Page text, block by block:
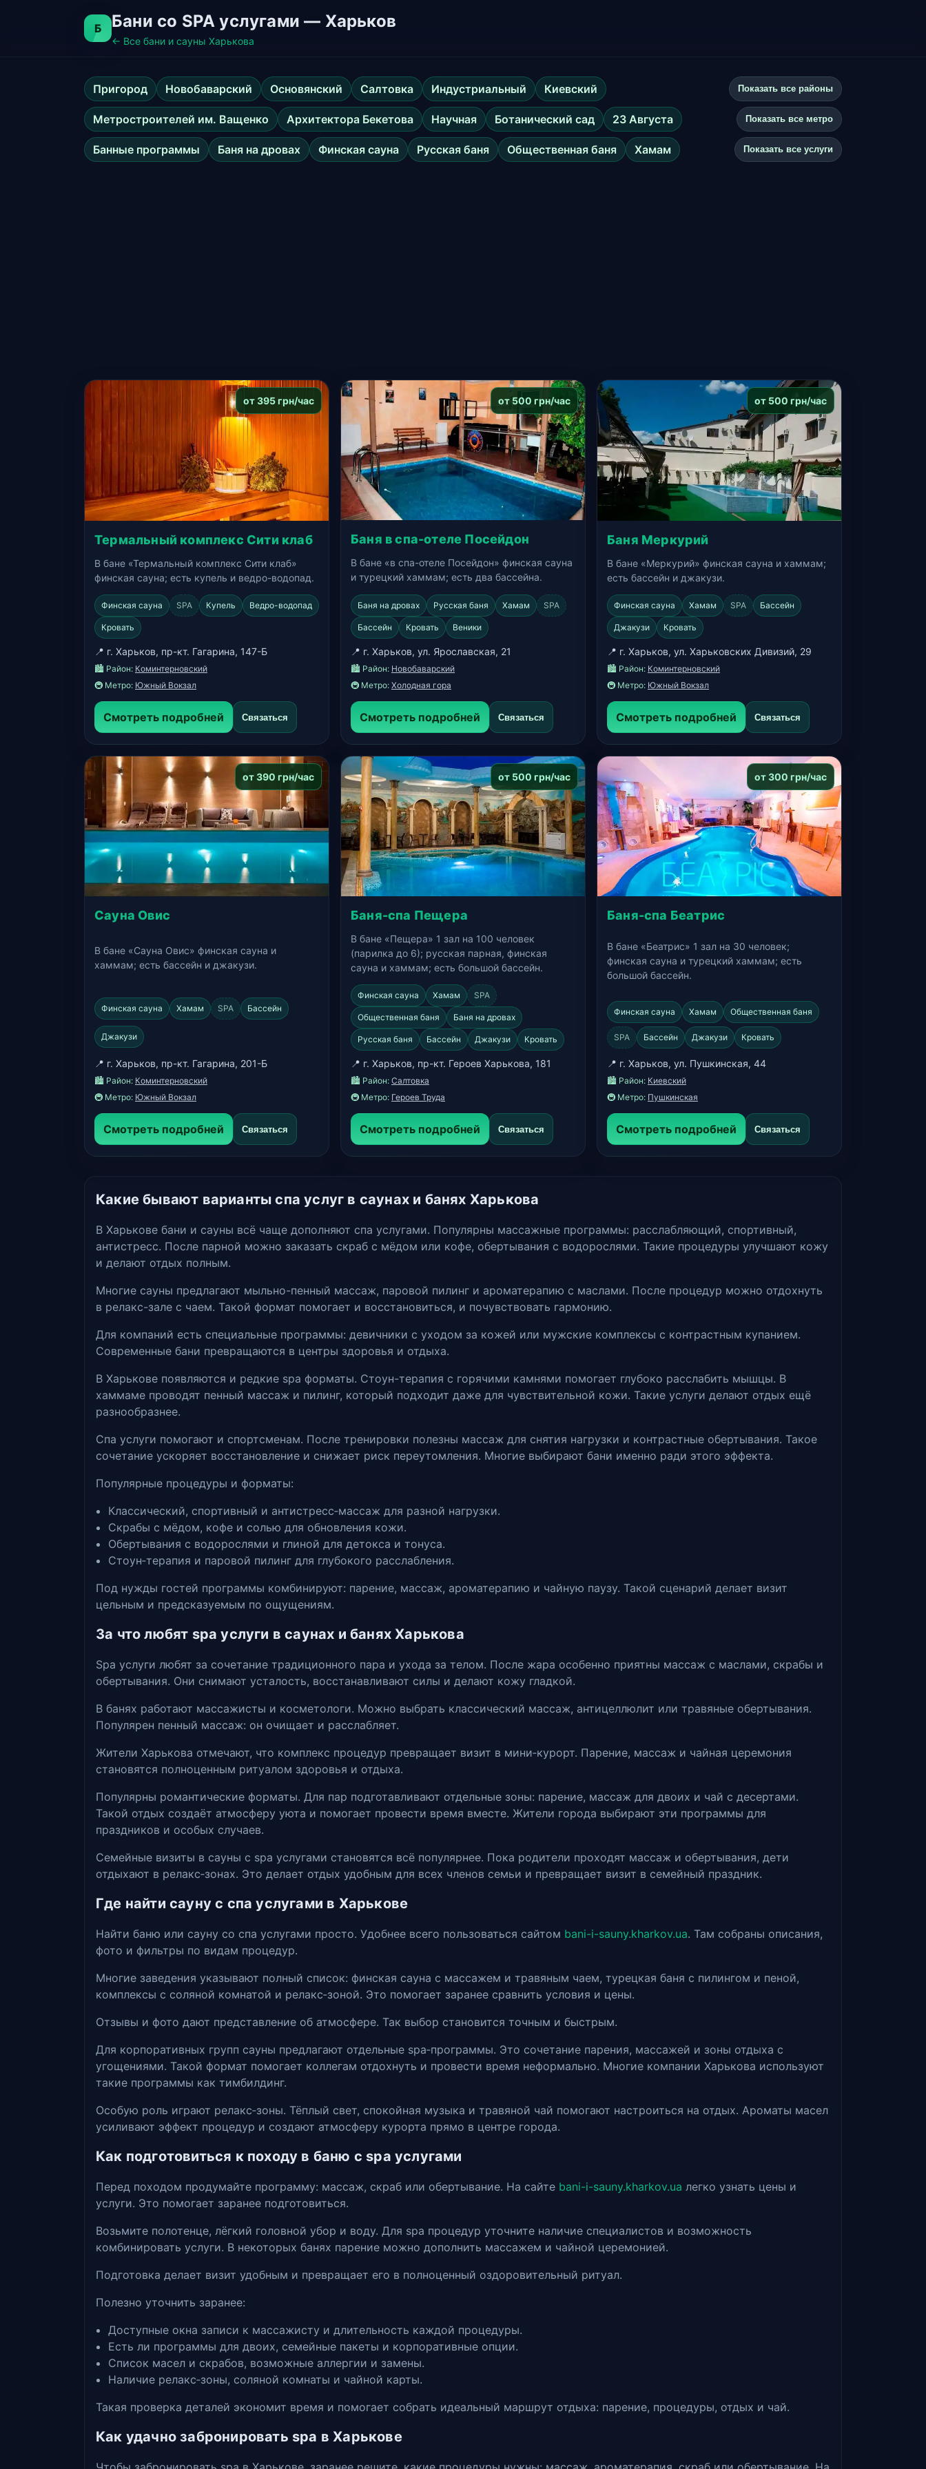
Б Бани со SPA услугами — Харьков
← Все бани и сауны Харькова
Пригород Новобаварский Основянский Салтовка Индустриальный Киевский Показать все районы
Метростроителей им. Ващенко Архитектора Бекетова Научная Ботанический сад 23 Августа Показать все метро
Банные программы Баня на дровах Финская сауна Русская баня Общественная баня Хамам Показать все услуги
от 395 грн/час
Термальный комплекс Сити клаб
В бане «Термальный комплекс Сити клаб»
финская сауна; есть купель и ведро-водопад.
Финская сауна SPA Купель Ведро-водопад
Кровать
📍 г. Харьков, пр-кт. Гагарина, 147-Б
🏙️ Район: Коминтерновский
🚇 Метро: Южный Вокзал
Смотреть подробней Связаться
от 500 грн/час
Баня в спа-отеле Посейдон
В бане «в спа-отеле Посейдон» финская сауна
и турецкий хаммам; есть два бассейна.
Баня на дровах Русская баня Хамам SPA
Бассейн Кровать Веники
📍 г. Харьков, ул. Ярославская, 21
🏙️ Район: Новобаварский
🚇 Метро: Холодная гора
Смотреть подробней Связаться
от 500 грн/час
Баня Меркурий
В бане «Меркурий» финская сауна и хаммам;
есть бассейн и джакузи.
Финская сауна Хамам SPA Бассейн
Джакузи Кровать
📍 г. Харьков, ул. Харьковских Дивизий, 29
🏙️ Район: Коминтерновский
🚇 Метро: Южный Вокзал
Смотреть подробней Связаться
от 390 грн/час
Сауна Овис
В бане «Сауна Овис» финская сауна и
хаммам; есть бассейн и джакузи.
Финская сауна Хамам SPA Бассейн
Джакузи
📍 г. Харьков, пр-кт. Гагарина, 201-Б
🏙️ Район: Коминтерновский
🚇 Метро: Южный Вокзал
Смотреть подробней Связаться
от 500 грн/час
Баня-спа Пещера
В бане «Пещера» 1 зал на 100 человек
(парилка до 6); русская парная, финская
сауна и хаммам; есть большой бассейн.
Финская сауна Хамам SPA
Общественная баня Баня на дровах
Русская баня Бассейн Джакузи Кровать
📍 г. Харьков, пр-кт. Героев Харькова, 181
🏙️ Район: Салтовка
🚇 Метро: Героев Труда
Смотреть подробней Связаться
от 300 грн/час
Баня-спа Беатрис
В бане «Беатрис» 1 зал на 30 человек;
финская сауна и турецкий хаммам; есть
большой бассейн.
Финская сауна Хамам Общественная баня
SPA Бассейн Джакузи Кровать
📍 г. Харьков, ул. Пушкинская, 44
🏙️ Район: Киевский
🚇 Метро: Пушкинская
Смотреть подробней Связаться
Какие бывают варианты спа услуг в саунах и банях Харькова
В Харькове бани и сауны всё чаще дополняют спа услугами. Популярны массажные программы: расслабляющий, спортивный,
антистресс. После парной можно заказать скраб с мёдом или кофе, обертывания с водорослями. Такие процедуры улучшают кожу
и делают отдых полным.
Многие сауны предлагают мыльно-пенный массаж, паровой пилинг и ароматерапию с маслами. После процедур можно отдохнуть
в релакс-зале с чаем. Такой формат помогает и восстановиться, и почувствовать гармонию.
Для компаний есть специальные программы: девичники с уходом за кожей или мужские комплексы с контрастным купанием.
Современные бани превращаются в центры здоровья и отдыха.
В Харькове появляются и редкие spa форматы. Стоун-терапия с горячими камнями помогает глубоко расслабить мышцы. В
хаммаме проводят пенный массаж и пилинг, который подходит даже для чувствительной кожи. Такие услуги делают отдых ещё
разнообразнее.
Спа услуги помогают и спортсменам. После тренировки полезны массаж для снятия нагрузки и контрастные обертывания. Такое
сочетание ускоряет восстановление и снижает риск переутомления. Многие выбирают бани именно ради этого эффекта.
Популярные процедуры и форматы:
Классический, спортивный и антистресс‑массаж для разной нагрузки.
Скрабы с мёдом, кофе и солью для обновления кожи.
Обертывания с водорослями и глиной для детокса и тонуса.
Стоун‑терапия и паровой пилинг для глубокого расслабления.
Под нужды гостей программы комбинируют: парение, массаж, ароматерапию и чайную паузу. Такой сценарий делает визит
цельным и предсказуемым по ощущениям.
За что любят spa услуги в саунах и банях Харькова
Spa услуги любят за сочетание традиционного пара и ухода за телом. После жара особенно приятны массаж с маслами, скрабы и
обертывания. Они снимают усталость, восстанавливают силы и делают кожу гладкой.
В банях работают массажисты и косметологи. Можно выбрать классический массаж, антицеллюлит или травяные обертывания.
Популярен пенный массаж: он очищает и расслабляет.
Жители Харькова отмечают, что комплекс процедур превращает визит в мини‑курорт. Парение, массаж и чайная церемония
становятся полноценным ритуалом здоровья и отдыха.
Популярны романтические форматы. Для пар подготавливают отдельные зоны: парение, массаж для двоих и чай с десертами.
Такой отдых создаёт атмосферу уюта и помогает провести время вместе. Жители города выбирают эти программы для
праздников и особых случаев.
Семейные визиты в сауны с spa услугами становятся всё популярнее. Пока родители проходят массаж и обертывания, дети
отдыхают в релакс‑зонах. Это делает отдых удобным для всех членов семьи и превращает визит в семейный праздник.
Где найти сауну с спа услугами в Харькове
Найти баню или сауну со спа услугами просто. Удобнее всего пользоваться сайтом bani-i-sauny.kharkov.ua. Там собраны описания,
фото и фильтры по видам процедур.
Многие заведения указывают полный список: финская сауна с массажем и травяным чаем, турецкая баня с пилингом и пеной,
комплексы с соляной комнатой и релакс‑зоной. Это помогает заранее сравнить условия и цены.
Отзывы и фото дают представление об атмосфере. Так выбор становится точным и быстрым.
Для корпоративных групп сауны предлагают отдельные spa‑программы. Это сочетание парения, массажей и зоны отдыха с
угощениями. Такой формат помогает коллегам отдохнуть и провести время неформально. Многие компании Харькова используют
такие программы как тимбилдинг.
Особую роль играют релакс‑зоны. Тёплый свет, спокойная музыка и травяной чай помогают настроиться на отдых. Ароматы масел
усиливают эффект процедур и создают атмосферу курорта прямо в центре города.
Как подготовиться к походу в баню с spa услугами
Перед походом продумайте программу: массаж, скраб или обертывание. На сайте bani-i-sauny.kharkov.ua легко узнать цены и
услуги. Это помогает заранее подготовиться.
Возьмите полотенце, лёгкий головной убор и воду. Для spa процедур уточните наличие специалистов и возможность
комбинировать услуги. В некоторых банях парение можно дополнить массажем и чайной церемонией.
Подготовка делает визит удобным и превращает его в полноценный оздоровительный ритуал.
Полезно уточнить заранее:
Доступные окна записи к массажисту и длительность каждой процедуры.
Есть ли программы для двоих, семейные пакеты и корпоративные опции.
Список масел и скрабов, возможные аллергии и замены.
Наличие релакс‑зоны, соляной комнаты и чайной карты.
Такая проверка деталей экономит время и помогает собрать идеальный маршрут отдыха: парение, процедуры, отдых и чай.
Как удачно забронировать spa в Харькове